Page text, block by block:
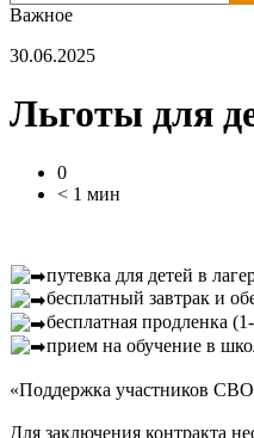
Важное
30.06.2025
Льготы для
0
< 1 мин
путевка для детей в
бесплатный завтрак и
бесплатная продленка
прием на обучение в
«Поддержка участников
Для заключения контракта